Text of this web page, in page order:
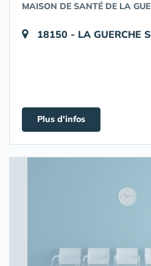
MAISON DE SANTÉ DE LA
18150 - LA GUERCHE
Plus d'infos